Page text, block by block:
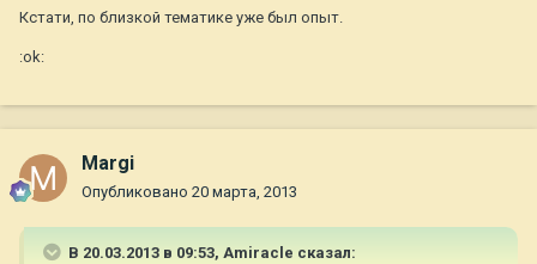
Кстати, по близкой тематике уже был опыт.
:ok:
Margi
Опубликовано 20 марта, 2013
В 20.03.2013 в 09:53, Amiraсle сказал: